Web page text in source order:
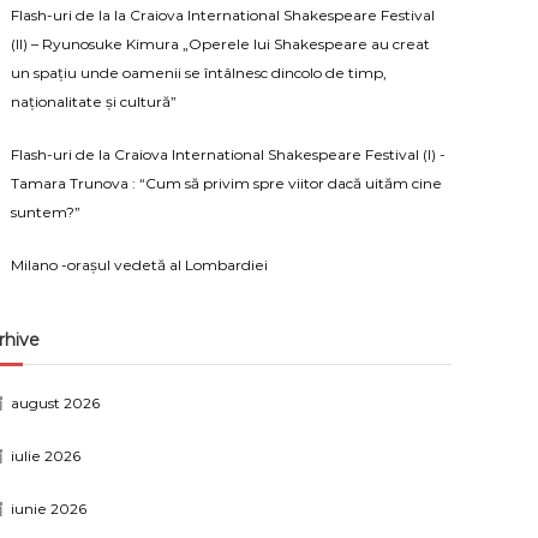
Flash-uri de la la Craiova International Shakespeare Festival
(II) – Ryunosuke Kimura „Operele lui Shakespeare au creat
un spațiu unde oamenii se întâlnesc dincolo de timp,
naționalitate și cultură”
Flash-uri de la Craiova International Shakespeare Festival (I) -
Tamara Trunova : “Cum să privim spre viitor dacă uităm cine
suntem?”
Milano -orașul vedetă al Lombardiei
august 2026
iulie 2026
iunie 2026